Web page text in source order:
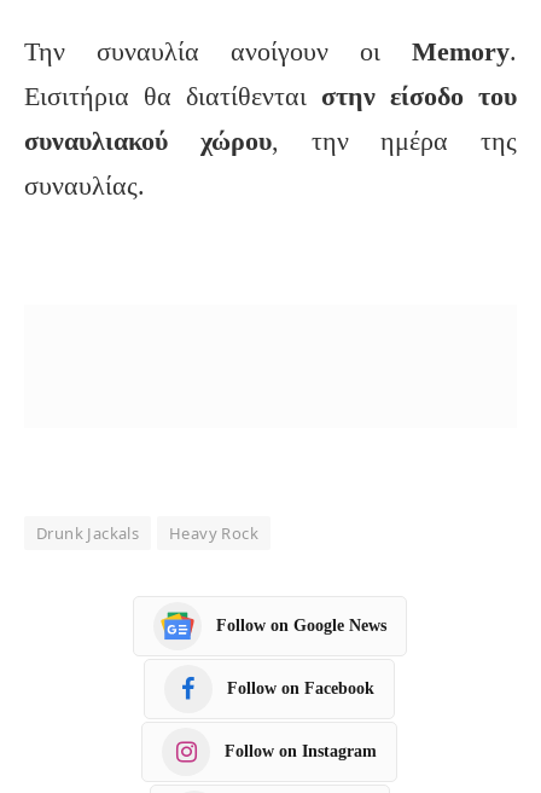
Την συναυλία ανοίγουν οι Memory.
Εισιτήρια θα διατίθενται στην είσοδο του
συναυλιακού χώρου, την ημέρα της
συναυλίας.
Drunk Jackals Heavy Rock
Follow on Google News
Follow on Facebook
Follow on Instagram